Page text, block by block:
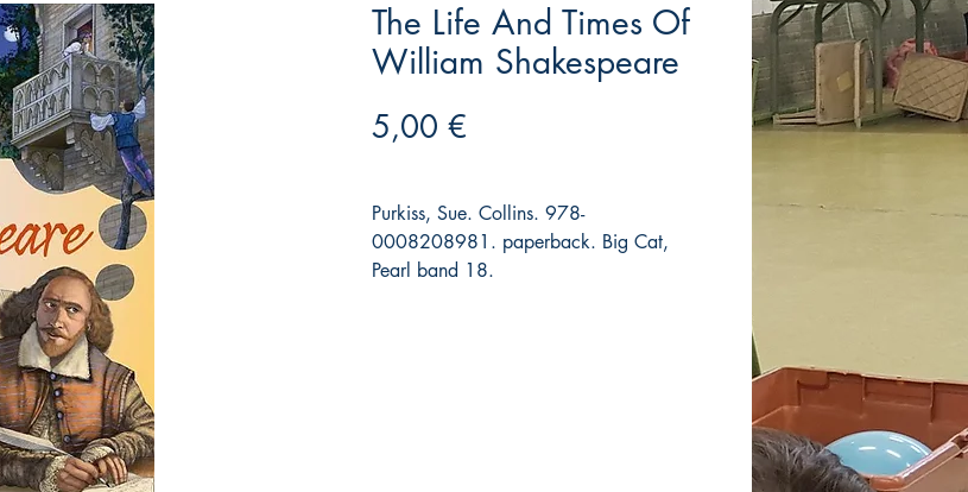
The Life And Times Of
William Shakespeare
5,00 €
Purkiss, Sue. Collins. 978-
0008208981. paperback. Big Cat,
Pearl band 18.